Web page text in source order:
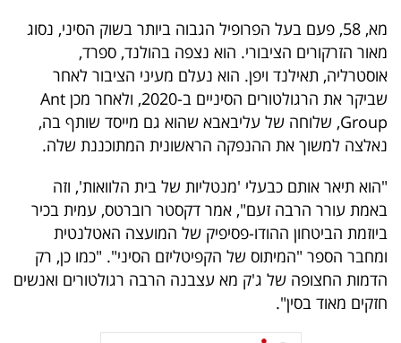
שיתופי
פעולה
דרושים
ניוזלטרים
מייל
אדום
מא, 58, פעם בעל הפרופיל הגבוה ביותר בשוק הסיני, נסוג
מאור הזרקורים הציבורי. הוא נצפה בהולנד, ספרד,
אוסטרליה, תאילנד ויפן. הוא נעלם מעיני הציבור לאחר
שביקר את הרגולטורים הסיניים ב-2020, ולאחר מכן Ant
Group, שלוחה של עליבאבא שהוא גם מייסד שותף בה,
נאלצה למשוך את ההנפקה הראשונית המתוכננת שלה.
"הוא תיאר אותם כבעלי 'מנטליות של בית הלוואות', וזה
באמת עורר הרבה זעם", אמר דקסטר רוברטס, עמית בכיר
ביוזמת הביטחון ההודו-פסיפיק של המועצה האטלנטית
ומחבר הספר "המיתוס של הקפיטליזם הסיני". "כמו כן, רק
הדמות החצופה של ג'ק מא עצבנה הרבה רגולטורים ואנשים
חזקים מאוד בסין".